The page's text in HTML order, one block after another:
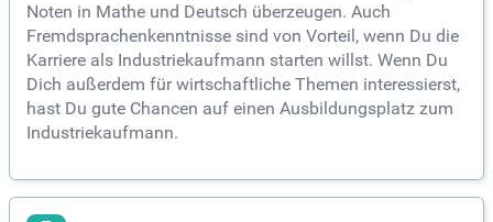
Noten in Mathe und Deutsch überzeugen. Auch
Fremdsprachenkenntnisse sind von Vorteil, wenn Du die
Karriere als Industriekaufmann starten willst. Wenn Du
Dich außerdem für wirtschaftliche Themen interessierst,
hast Du gute Chancen auf einen Ausbildungsplatz zum
Industriekaufmann.